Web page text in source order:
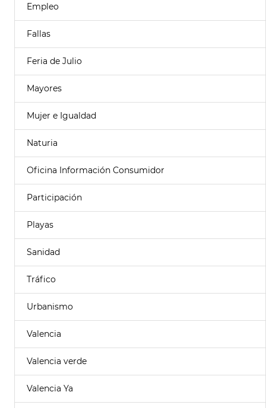
Empleo
Fallas
Feria de Julio
Mayores
Mujer e Igualdad
Naturia
Oficina Información Consumidor
Participación
Playas
Sanidad
Tráfico
Urbanismo
Valencia
Valencia verde
Valencia Ya